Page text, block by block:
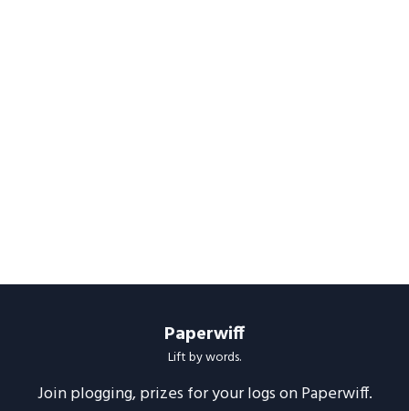
Paperwiff
Lift by words.
Join plogging, prizes for your logs on Paperwiff.